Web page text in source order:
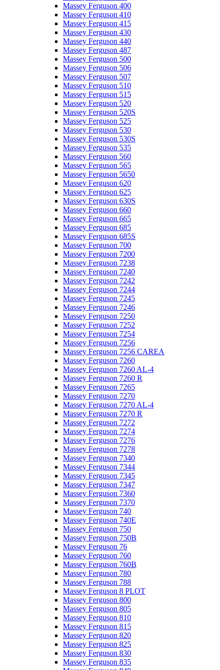
Massey Ferguson 400
Massey Ferguson 410
Massey Ferguson 415
Massey Ferguson 430
Massey Ferguson 440
Massey Ferguson 487
Massey Ferguson 500
Massey Ferguson 506
Massey Ferguson 507
Massey Ferguson 510
Massey Ferguson 515
Massey Ferguson 520
Massey Ferguson 520S
Massey Ferguson 525
Massey Ferguson 530
Massey Ferguson 530S
Massey Ferguson 535
Massey Ferguson 560
Massey Ferguson 565
Massey Ferguson 5650
Massey Ferguson 620
Massey Ferguson 625
Massey Ferguson 630S
Massey Ferguson 660
Massey Ferguson 665
Massey Ferguson 685
Massey Ferguson 685S
Massey Ferguson 700
Massey Ferguson 7200
Massey Ferguson 7238
Massey Ferguson 7240
Massey Ferguson 7242
Massey Ferguson 7244
Massey Ferguson 7245
Massey Ferguson 7246
Massey Ferguson 7250
Massey Ferguson 7252
Massey Ferguson 7254
Massey Ferguson 7256
Massey Ferguson 7256 CAREA
Massey Ferguson 7260
Massey Ferguson 7260 AL-4
Massey Ferguson 7260 R
Massey Ferguson 7265
Massey Ferguson 7270
Massey Ferguson 7270 AL-4
Massey Ferguson 7270 R
Massey Ferguson 7272
Massey Ferguson 7274
Massey Ferguson 7276
Massey Ferguson 7278
Massey Ferguson 7340
Massey Ferguson 7344
Massey Ferguson 7345
Massey Ferguson 7347
Massey Ferguson 7360
Massey Ferguson 7370
Massey Ferguson 740
Massey Ferguson 740E
Massey Ferguson 750
Massey Ferguson 750B
Massey Ferguson 76
Massey Ferguson 760
Massey Ferguson 760B
Massey Ferguson 780
Massey Ferguson 788
Massey Ferguson 8 PLOT
Massey Ferguson 800
Massey Ferguson 805
Massey Ferguson 810
Massey Ferguson 815
Massey Ferguson 820
Massey Ferguson 825
Massey Ferguson 830
Massey Ferguson 835